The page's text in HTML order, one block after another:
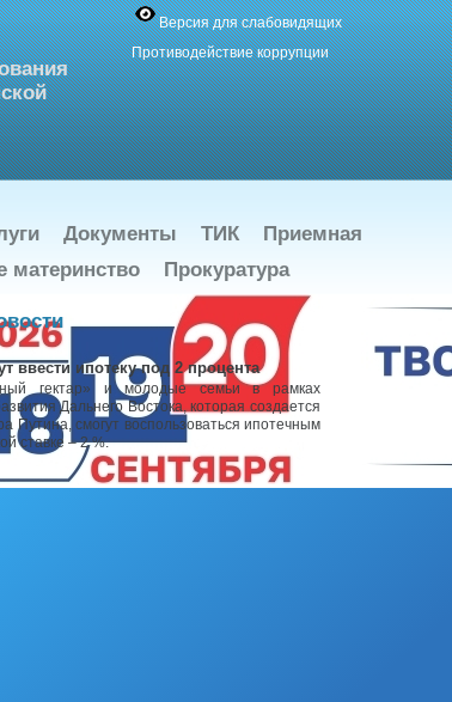
Версия для слабовидящих
Противодействие коррупции
Документы ТИК
Приемная
материнство Прокуратура
ввести ипотеку под 2 процента
гектар» и молодые семьи в рамках
Дальнего Востока, которая создается
смогут воспользоваться ипотечным
ставке – 2 %.